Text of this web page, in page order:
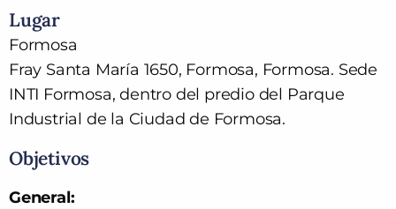
Lugar
Formosa
Fray Santa María 1650, Formosa, Formosa. Sede
INTI Formosa, dentro del predio del Parque
Industrial de la Ciudad de Formosa.
Objetivos
General: